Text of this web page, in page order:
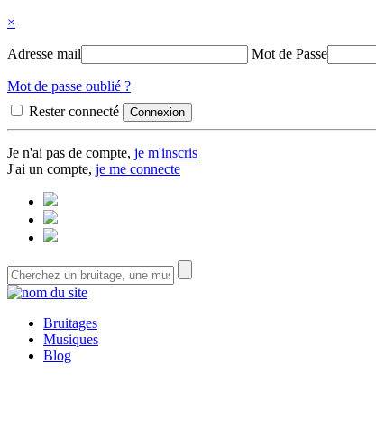
×
Adresse mail Mot de Passe
Mot de passe oublié ?
Rester connecté
Je n'ai pas de compte, je m'inscris
J'ai un compte, je me connecte
Bruitages
Musiques
Blog